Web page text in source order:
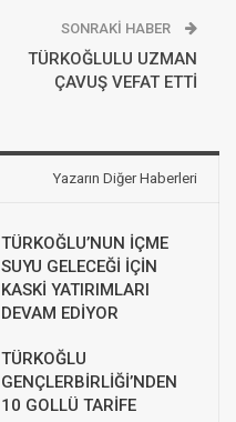
SONRAKI HABER
TÜRKOĞLULU UZMAN
ÇAVUŞ VEFAT ETTİ
Yazarın Diğer Haberleri
TÜRKOĞLU’NUN İÇME
SUYU GELECEĞİ İÇİN
KASKİ YATIRIMLARI
DEVAM EDİYOR
TÜRKOĞLU
GENÇLERBİRLİĞİ’NDEN
10 GOLLÜ TARİFE